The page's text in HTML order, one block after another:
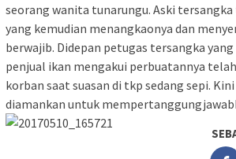
seorang wanita tunarungu. Aski
yang kemudian menangkaonya dan
berwajib. Didepan petugas tersangka
penjual ikan mengakui perbuatannya
korban saat suasan di tkp sedang sepi.
diamankan untuk